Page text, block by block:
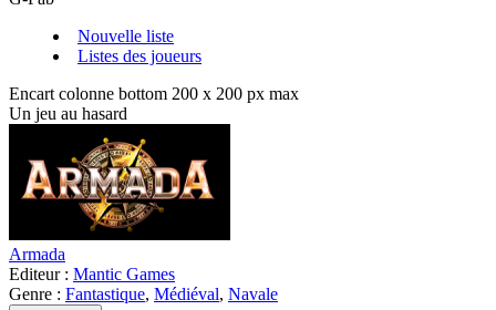
Nouvelle liste
Listes des joueurs
Encart colonne bottom 200 x 200 px max
Un jeu au hasard
Armada
Editeur : Mantic Games
Genre : Fantastique, Médiéval, Navale